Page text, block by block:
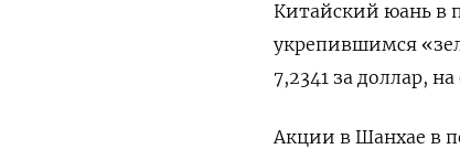
Китайский юань в
укрепившимся
7,2341 за доллар,
Акции в Шанхае в